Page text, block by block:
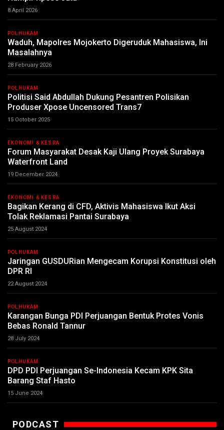
8 April 2026
POLHUKAM
Waduh, Mapolres Mojokerto Digeruduk Mahasiswa, Ini
Masalahnya
28 February 2026
POLHUKAM
Politisi Said Abdullah Dukung Pesantren Polisikan
Produser Xpose Uncensored Trans7
15 October 2025
EKONOMI & KESRA
Forum Masyarakat Desak Kaji Ulang Proyek Surabaya
Waterfront Land
19 December 2024
EKONOMI & KESRA
Bagikan Kerang di CFD, Aktivis Mahasiswa Ikut Aksi
Tolak Reklamasi Pantai Surabaya
25 August 2024
POLHUKAM
Jaringan GUSDURian Mengecam Korupsi Konstitusi oleh
DPR RI
22 August 2024
POLHUKAM
Karangan Bunga PDI Perjuangan Bentuk Protes Vonis
Bebas Ronald Tannur
28 July 2024
POLHUKAM
DPD PDI Perjuangan Se-Indonesia Kecam KPK Sita
Barang Staf Hasto
15 June 2024
PODCAST